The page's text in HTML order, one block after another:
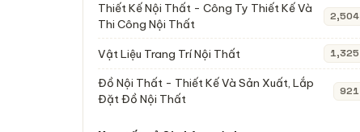
Thiết Kế Nội Thất - Công Ty Thiết Kế Và
Thi Công Nội Thất
2,504
Vật Liệu Trang Trí Nội Thất 1,325
Đồ Nội Thất - Thiết Kế Và Sản Xuất, Lắp
Đặt Đồ Nội Thất
921